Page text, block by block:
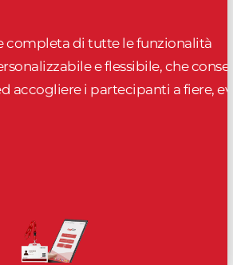
completa di tutte le funzionalità
e flessibile, che
accogliere i partecipanti a fiere,